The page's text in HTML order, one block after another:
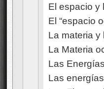
El espacio y
El “espacio
La materia y
La Materia
Las
Las